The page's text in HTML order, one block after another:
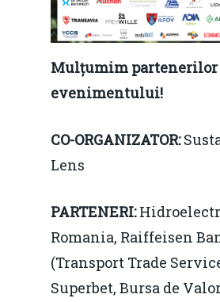
Mulțumim partenerilor
evenimentului!
CO-ORGANIZATOR:
Lens
PARTENERI:
Romania, Raiffeisen
(Transport Trade
Superbet, Bursa de